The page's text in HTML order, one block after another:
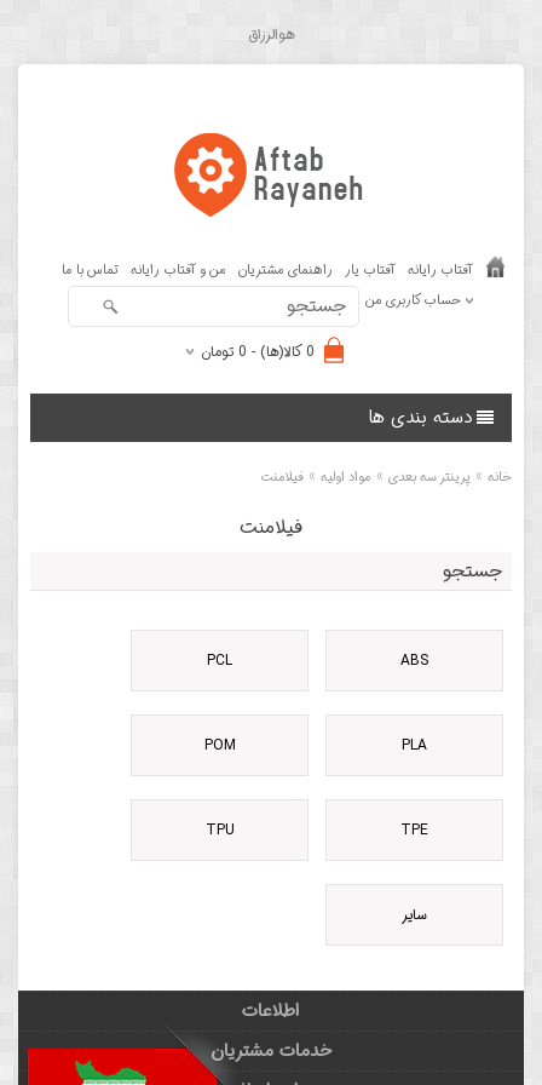
هوالرزاق
آفتاب رایانه آفتاب یار راهنمای مشتریان من و آفتاب رایانه تماس با ما
حساب کاربری من
0 کالا(ها) - 0 تومان
دسته بندی ها
خانه » پرینتر سه بعدی » مواد اولیه » فیلامنت
فیلامنت
جستجو
ABS
PCL
PLA
POM
TPE
TPU
سایر
اطلاعات
خدمات مشتریان